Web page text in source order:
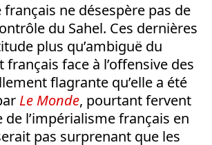
français ne désespère pas de
du Sahel. Ces dernières
plus qu’ambiguë du
face à l’offensive des
flagrante qu’elle a été
Le Monde, pourtant fervent
l’impérialisme français en
pas surprenant que les